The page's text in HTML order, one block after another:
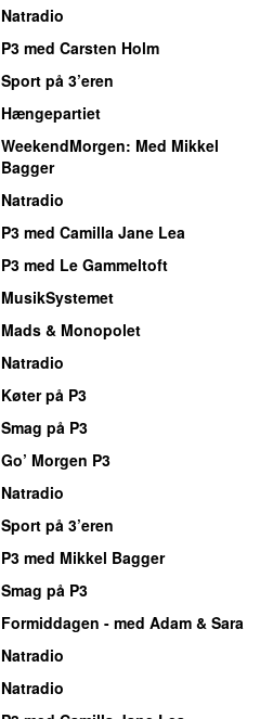
Natradio
P3 med Carsten Holm
Sport på 3’eren
Hængepartiet
WeekendMorgen: Med Mikkel
Bagger
Natradio
P3 med Camilla Jane Lea
P3 med Le Gammeltoft
MusikSystemet
Mads & Monopolet
Natradio
Køter på P3
Smag på P3
Go’ Morgen P3
Natradio
Sport på 3’eren
P3 med Mikkel Bagger
Smag på P3
Formiddagen - med Adam & Sara
Natradio
Natradio